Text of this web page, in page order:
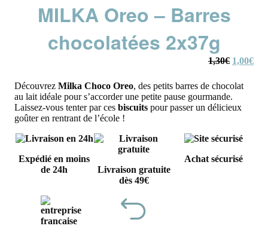
MILKA Oreo – Barres
chocolatées 2x37g
1,30€ Le
initial
était :
1,30€.
1,00€Le
Découvrez Milka Choco Oreo, des petits barres de chocolat
au lait idéale pour s’accorder une petite pause gourmande.
Laissez-vous tenter par ces biscuits pour passer un délicieux
goûter en rentrant de l’école !
Expédié en moins
de 24h
Livraison gratuite
dès 49€
Achat sécurisé